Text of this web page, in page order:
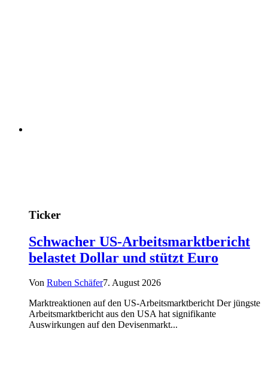
Ticker
Schwacher US-Arbeitsmarktbericht
belastet Dollar und stützt Euro
Von Ruben Schäfer7. August 2026
Marktreaktionen auf den US-Arbeitsmarktbericht Der jüngste
Arbeitsmarktbericht aus den USA hat signifikante
Auswirkungen auf den Devisenmarkt...